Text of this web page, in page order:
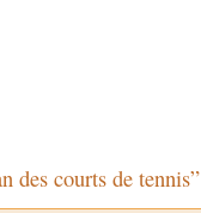
des courts de tennis”